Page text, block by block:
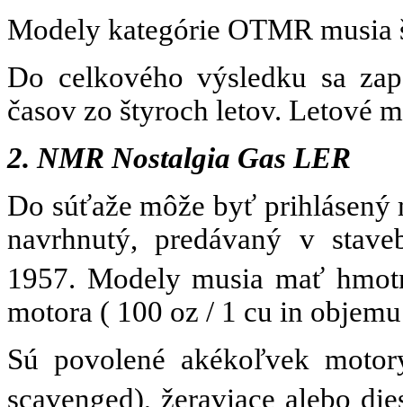
Modely kategórie OTMR musia
Do celkového výsledku sa
časov zo štyroch letov. Letové
2. NMR Nostalgia Gas LER
Do súťaže môže byť
navrhnutý, predávaný v
1957. Modely musia mať
motora ( 100 oz / 1 cu in
Sú povolené akékoľvek
scavenged), žeraviace alebo